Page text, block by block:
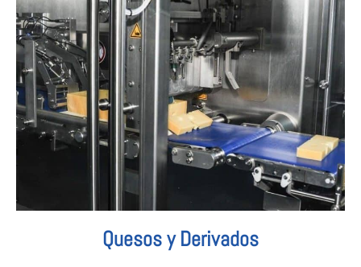
Quesos y Derivados